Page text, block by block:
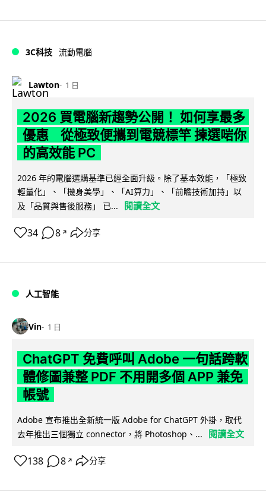
3C科技 流動電腦
Lawton 1 日
2026 買電腦新趨勢公開！ 如何享最多
優惠 從極致便攜到電競標竿 揀選啱你
的高效能 PC
2026 年的電腦選購基準已經全面升級。除了基本效能，「極致
輕量化」、「機身美學」、「AI算力」、「前瞻技術加持」以
及「品質與售後服務」 已...
閱讀全文
34 8 ↗ 分享
人工智能
Vin 1 日
ChatGPT 免費呼叫 Adobe 一句話跨軟
體修圖兼整 PDF 不用開多個 APP 兼免
帳號
Adobe 宣布推出全新統一版 Adobe for ChatGPT 外掛，取代
去年推出三個獨立 connector，將 Photoshop、...
閱讀全文
138 8 ↗ 分享